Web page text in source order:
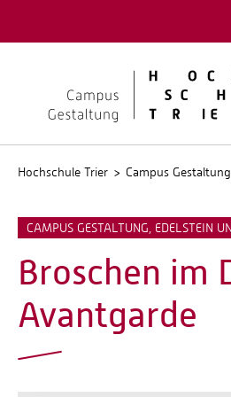
Hochschule Trier Campus Gestaltung
CAMPUS GESTALTUNG, EDELSTEIN
Broschen im
Avantgarde